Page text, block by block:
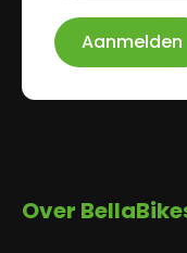
Aanmelden
Over